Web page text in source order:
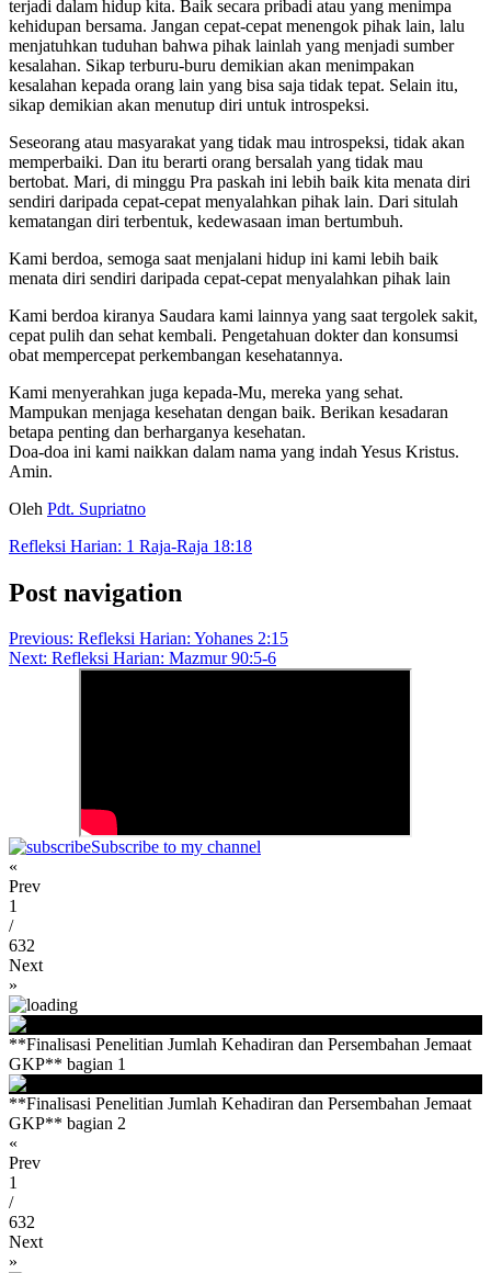
terjadi dalam hidup kita. Baik secara pribadi atau yang menimpa
kehidupan bersama. Jangan cepat-cepat menengok pihak lain, lalu
menjatuhkan tuduhan bahwa pihak lainlah yang menjadi sumber
kesalahan. Sikap terburu-buru demikian akan menimpakan
kesalahan kepada orang lain yang bisa saja tidak tepat. Selain itu,
sikap demikian akan menutup diri untuk introspeksi.
Seseorang atau masyarakat yang tidak mau introspeksi, tidak akan
memperbaiki. Dan itu berarti orang bersalah yang tidak mau
bertobat. Mari, di minggu Pra paskah ini lebih baik kita menata diri
sendiri daripada cepat-cepat menyalahkan pihak lain. Dari situlah
kematangan diri terbentuk, kedewasaan iman bertumbuh.
Kami berdoa, semoga saat menjalani hidup ini kami lebih baik
menata diri sendiri daripada cepat-cepat menyalahkan pihak lain
Kami berdoa kiranya Saudara kami lainnya yang saat tergolek sakit,
cepat pulih dan sehat kembali. Pengetahuan dokter dan konsumsi
obat mempercepat perkembangan kesehatannya.
Kami menyerahkan juga kepada-Mu, mereka yang sehat.
Mampukan menjaga kesehatan dengan baik. Berikan kesadaran
betapa penting dan berharganya kesehatan.
Doa-doa ini kami naikkan dalam nama yang indah Yesus Kristus.
Amin.
Oleh Pdt. Supriatno
Refleksi Harian: 1 Raja-Raja 18:18
Post navigation
Previous: Refleksi Harian: Yohanes 2:15
Next: Refleksi Harian: Mazmur 90:5-6
Subscribe to my channel
«
Prev
1
/
632
Next
»
**Finalisasi Penelitian Jumlah Kehadiran dan Persembahan Jemaat
GKP** bagian 1
**Finalisasi Penelitian Jumlah Kehadiran dan Persembahan Jemaat
GKP** bagian 2
«
Prev
1
/
632
Next
»